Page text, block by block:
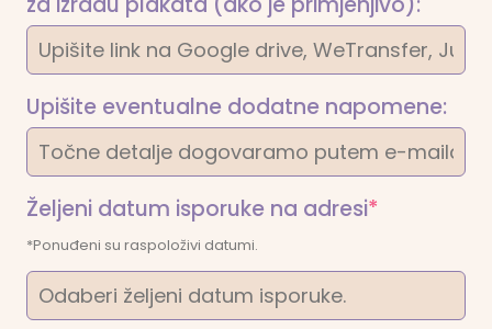
Upišite eventualne dodatne napomene:
Željeni datum isporuke na adresi*
*Ponuđeni su raspoloživi datumi.